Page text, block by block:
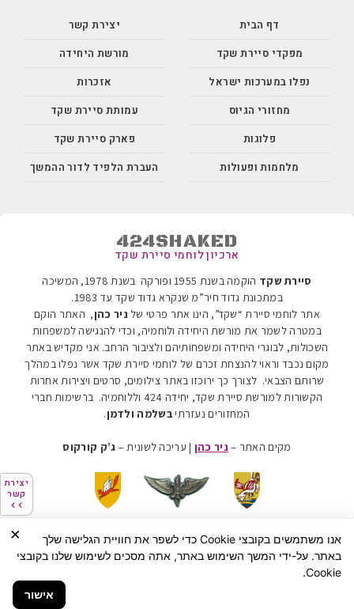
יצירת
קשר
דף הבית
מפקדי סיירת שקד
נפלו במערכות ישראל
מחזורי הגיוס
פלוגות
מלחמות ופעולות
יצירת
קשר
יצירת קשר
מורשת היחידה
אזכרות
עמותת סיירת שקד
פארק סיירת שקד
העברת הלפיד לדור ההמשך
424SHAKED
ארכיון לוחמי סיירת שקד
סיירת שקד
הוקמה בשנת 1955 ופורקה בשנת 1978, המשיכה
במתכונת גדוד חיר”מ שנקרא גדוד שקד עד 1983
.
אתר לוחמי סיירת “שקד”, הינו אתר פרטי של ניר כהן, האתר הוקם
במטרה לשמר את מורשת היחידה ולוחמיה, וכדי להנגישה למשפחות
השכולות, לבוגרי היחידה ומשפחותיהם ולציבור הרחב. אני מקדיש באתר
מקום נכבד וראוי להנצחת זכרם של לוחמי סיירת שקד אשר נפלו במהלך
שרותם הצבאי. לצורך כך ירוכזו באתר צילומים, סרטים ויצירות אחרות
הקשורות למורשת סיירת שקד, יחידה 424 וללוחמיה.
ברשימות חברי
המחזורים נעזרתיבשלמה ולדמן.
מקים האתר – ניר כהן | עריכה לשונית – ג’ק קורקוס
הצהרת נגישות
מדיניות פרטיות
כל הזכויות שמורות Ⓒ לניר כהן
×
אנו משתמשים בקובצי Cookie כדי לשפר את חוויית הגלישה שלך
באתר. על-ידי המשך השימוש באתר, אתה מסכים לשימוש שלנו בקובצי
Cookie.
אישור